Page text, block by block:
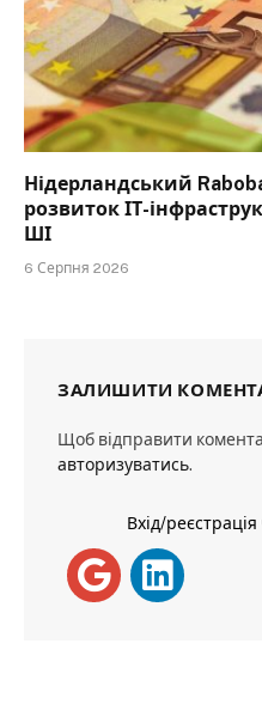
Нідерландський
розвиток ІТ-
ШІ
6 Серпня 2026
ЗАЛИШИТИ
Щоб відправити
авторизуватись.
Вхід/